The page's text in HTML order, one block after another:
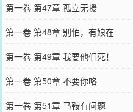
第一卷 第47章 孤立无援
第一卷 第48章 别怕，有娘在
第一卷 第49章 我要他们死！
第一卷 第50章 不要你咯
第一卷 第51章 马鞍有问题